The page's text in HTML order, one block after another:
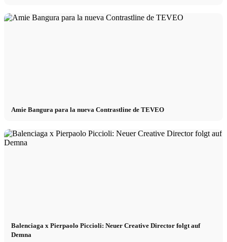
Amie Bangura para la nueva Contrastline de TEVEO
Balenciaga x Pierpaolo Piccioli: Neuer Creative Director folgt auf
Demna